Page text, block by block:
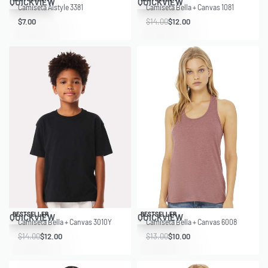
Camiseta Alstyle 3381
$7.00
Camiseta Bella + Canvas 1081
$14.00$12.00
Save $2.00
BESTSELLER
QUICKVIEW
Camiseta Bella + Canvas 3010Y
$14.00$12.00
Save $3.00
BESTSELLER
QUICKVIEW
Camiseta Bella + Canvas 6008
$13.00$10.00